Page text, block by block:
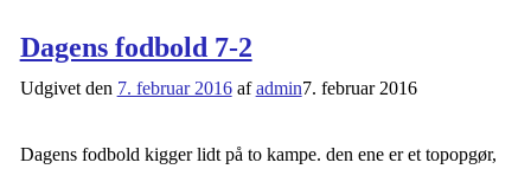
Dagens fodbold 7-2
Udgivet den 7. februar 2016 afadmin7. februar 2016
Dagens fodbold kigger lidt på to kampe. den ene er et topopgør,